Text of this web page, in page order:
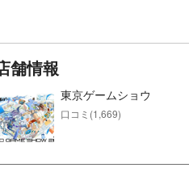
舗情報
東京ゲームショウ
口コミ(1,669)